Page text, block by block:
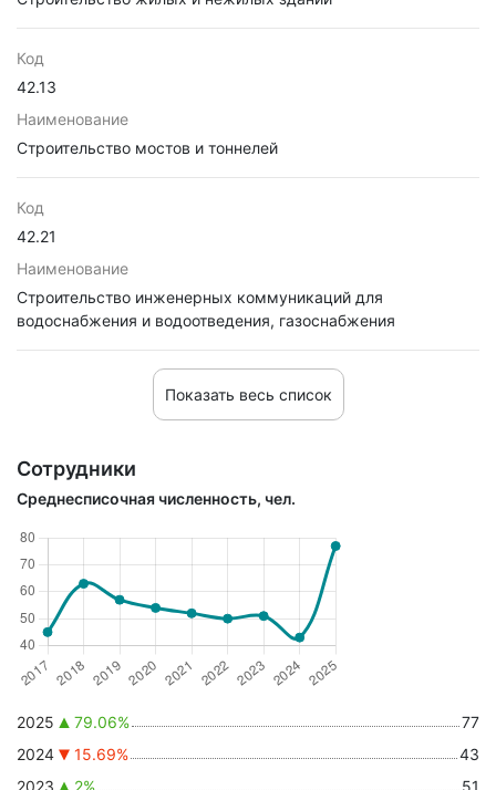
Код
42.13
Наименование
Строительство мостов и тоннелей
Код
42.21
Наименование
Строительство инженерных коммуникаций для
водоснабжения и водоотведения, газоснабжения
Показать весь список
Сотрудники
Среднесписочная численность, чел.
2025 79.06%
77
2024
15.69%
43
2023
2%
51